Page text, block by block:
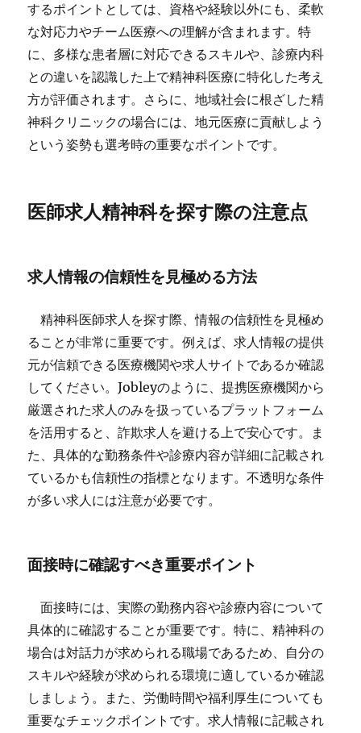
するポイントとしては、資格や経験以外にも、柔軟
な対応力やチーム医療への理解が含まれます。特
に、多様な患者層に対応できるスキルや、診療内科
との違いを認識した上で精神科医療に特化した考え
方が評価されます。さらに、地域社会に根ざした精
神科クリニックの場合には、地元医療に貢献しよう
という姿勢も選考時の重要なポイントです。
医師求人精神科を探す際の注意点
求人情報の信頼性を見極める方法
精神科医師求人を探す際、情報の信頼性を見極め
ることが非常に重要です。例えば、求人情報の提供
元が信頼できる医療機関や求人サイトであるか確認
してください。Jobleyのように、提携医療機関から
厳選された求人のみを扱っているプラットフォーム
を活用すると、詐欺求人を避ける上で安心です。ま
た、具体的な勤務条件や診療内容が詳細に記載され
ているかも信頼性の指標となります。不透明な条件
が多い求人には注意が必要です。
面接時に確認すべき重要ポイント
面接時には、実際の勤務内容や診療内容について
具体的に確認することが重要です。特に、精神科の
場合は対話力が求められる職場であるため、自分の
スキルや経験が求められる環境に適しているか確認
しましょう。また、労働時間や福利厚生についても
重要なチェックポイントです。求人情報に記載され